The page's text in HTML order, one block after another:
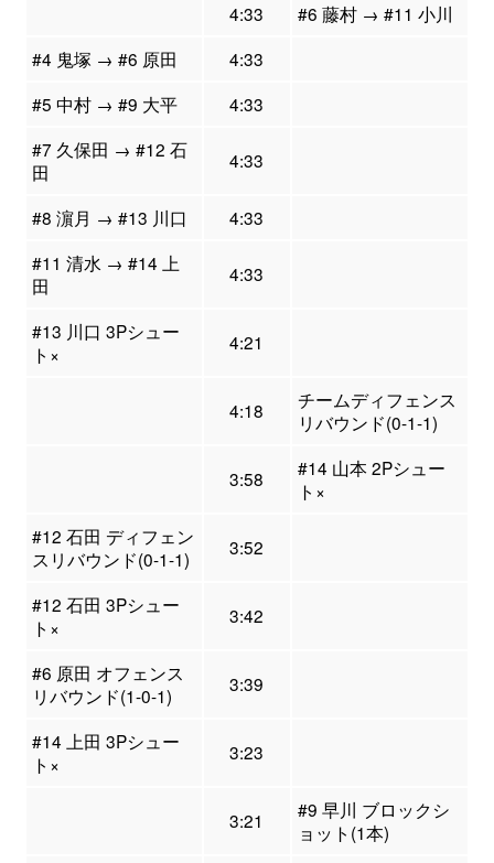
4:33
#6 藤村 → #11 小川
#4 鬼塚 → #6 原田
4:33
#5 中村 → #9 大平
4:33
#7 久保田 → #12 石
田
4:33
#8 濵月 → #13 川口
4:33
#11 清水 → #14 上
田
4:33
#13 川口 3Pシュー
ト×
4:21
4:18
チームディフェンス
リバウンド(0-1-1)
3:58
#14 山本 2Pシュー
ト×
#12 石田 ディフェン
スリバウンド(0-1-1)
3:52
#12 石田 3Pシュー
ト×
3:42
#6 原田 オフェンス
リバウンド(1-0-1)
3:39
#14 上田 3Pシュー
ト×
3:23
3:21
#9 早川 ブロックシ
ョット(1本)